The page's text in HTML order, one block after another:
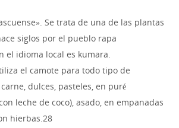
Se trata de una de las plantas
siglos por el pueblo rapa
el idioma local es kumara.
el camote para todo tipo de
dulces, pasteles, en puré
leche de coco), asado, en empanadas
hierbas.28